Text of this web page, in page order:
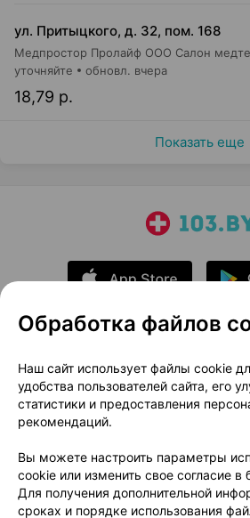
ул. Притыцкого, д. 32, пом. 168
18,79 р.
уточняйте обновл. вчера
Показать еще
О проекте
Новости
Размещение рекламы
Публичный договор
Способы оплаты
Вакансии
Написать
Обработка файлов
Наш сайт использует файлы cookie
удобства пользователей сайта, его
статистики и предоставления
рекомендаций.
Вы можете настроить параметры
cookie или изменить свое согласие в
Для получения дополнительной
сроках и порядке использования